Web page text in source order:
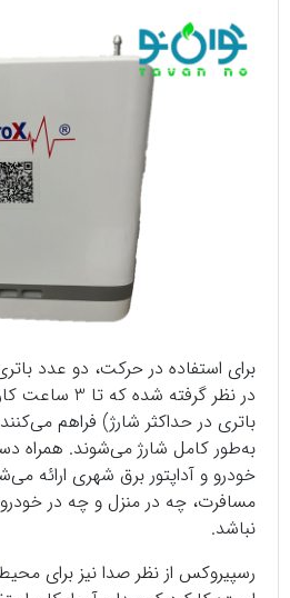
برای استفاده در حرکت، دو عدد
در نظر گرفته
به‌طور کامل شارژ می‌شوند. همراه
خودرو و آداپتور برق شهری ارائه
مسافرت، چه در منزل و چه در
نباشد.
رسپیروکس از نظر صدا نیز برای